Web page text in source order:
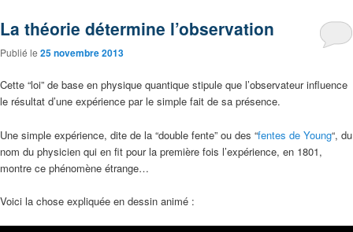
La théorie détermine l’observation
Publié le 25 novembre 2013
Cette “loi” de base en physique quantique stipule que l’observateur influence
le résultat d’une expérience par le simple fait de sa présence.
Une simple expérience, dite de la “double fente” ou des “fentes de Young“, du
nom du physicien qui en fit pour la première fois l’expérience, en 1801,
montre ce phénomène étrange…
Voici la chose expliquée en dessin animé :